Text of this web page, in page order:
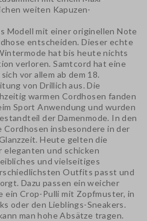
weiten Kapuzen-
Modell mit einer originellen Note
entscheiden. Dieser echte
hat bis heute nichts
verloren. Samtcord hat eine
vor allem ab dem 18.
von Drillich aus. Die
warmen Cordhosen fanden
Sport Anwendung und wurden
der Damenmode. In den
Cordhosen insbesondere in der
Heute gelten die
eleganten und schicken
und vielseitiges
Outfits passt und
Dazu passen ein weicher
ein Crop-Pulli mit Zopfmuster, in
oder den Lieblings-Sneakers.
man hohe Absätze tragen.